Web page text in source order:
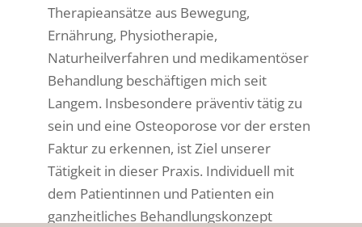
Therapieansätze aus Bewegung,
Ernährung, Physiotherapie,
Naturheilverfahren und medikamentöser
Behandlung beschäftigen mich seit
Langem. Insbesondere präventiv tätig zu
sein und eine Osteoporose vor der ersten
Faktur zu erkennen, ist Ziel unserer
Tätigkeit in dieser Praxis. Individuell mit
dem Patientinnen und Patienten ein
ganzheitliches Behandlungskonzept